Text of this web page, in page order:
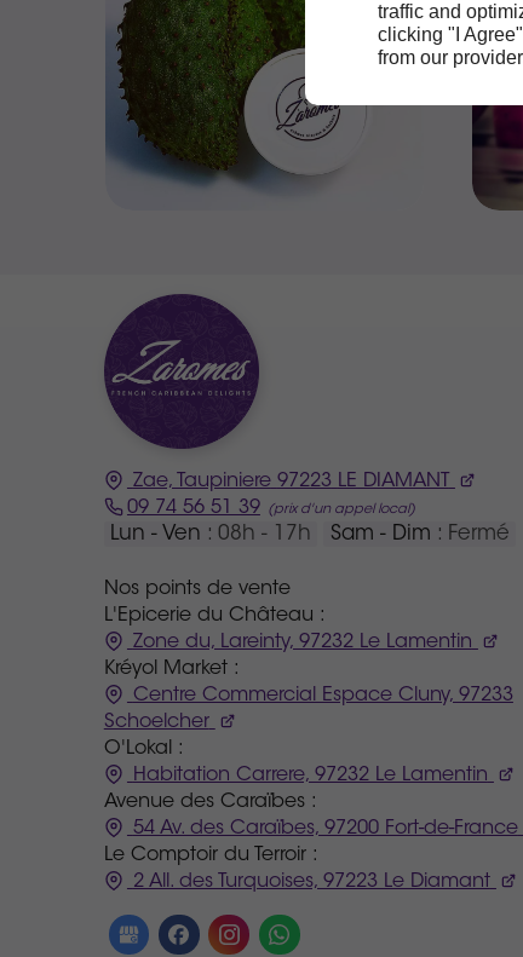
traffic and
clicking "I
from our
Zae, Taupiniere 97223 LE DIAMANT
09 74 56 51 39
Lun - Ven : 08h - 17h Sam - Dim : Fermé
Nos points de vente
L'Epicerie du Château :
Zone du, Lareinty, 97232 Le Lamentin
Kréyol Market :
Centre Commercial Espace Cluny, 97233
Schoelcher
O'Lokal :
Habitation Carrere, 97232 Le Lamentin
Avenue des Caraïbes :
54 Av. des Caraïbes, 97200 Fort-de-France
Le Comptoir du Terroir :
2 All. des Turquoises, 97223 Le Diamant